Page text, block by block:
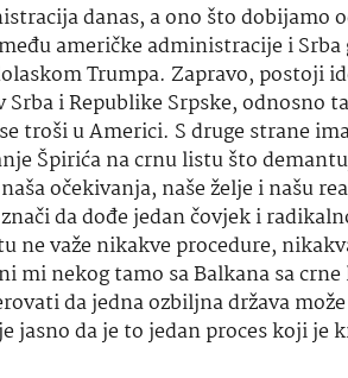
danas, a ono štodobijamo
američke administracije i Srba
Trumpa. Zapravo, postoji
i Republike Srpske, odnosno ta
troši u Americi. S druge strane
Špirića na crnu listu što
naša očekivanja, naše želje i našu
da dođe jedan čovjek i
važe nikakve procedure,
mi nekog tamo sa Balkanasa crne
da jedna ozbiljna država
jasno da je to jedan proces koji je